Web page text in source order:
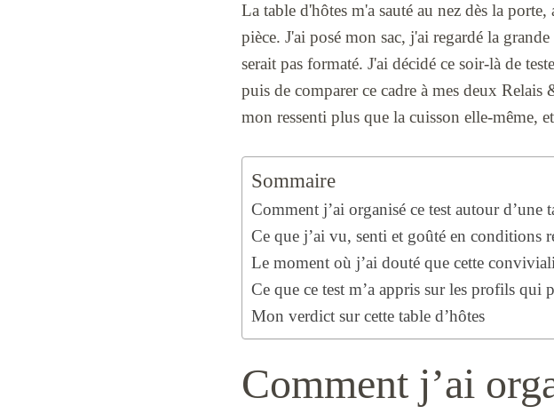
La table d'hôtes m'a sauté au nez dès la
pièce. J'ai posé mon sac, j'ai regardé la
serait pas formaté. J'ai décidé ce soir-là de
puis de comparer ce cadre à mes deux
mon ressenti plus que la cuisson elle-même,
Sommaire
Comment j’ai organisé ce test autour d’une
Ce que j’ai vu, senti et goûté en conditions
Le moment où j’ai douté que cette
Ce que ce test m’a appris sur les profils qui
Mon verdict sur cette table d’hôtes
Comment j’ai